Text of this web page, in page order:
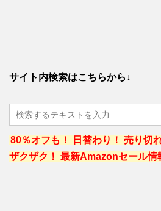
サイト内検索はこちらから↓
80％オフも！ 日替わり！ 売り切
ザクザク！ 最新Amazonセール情